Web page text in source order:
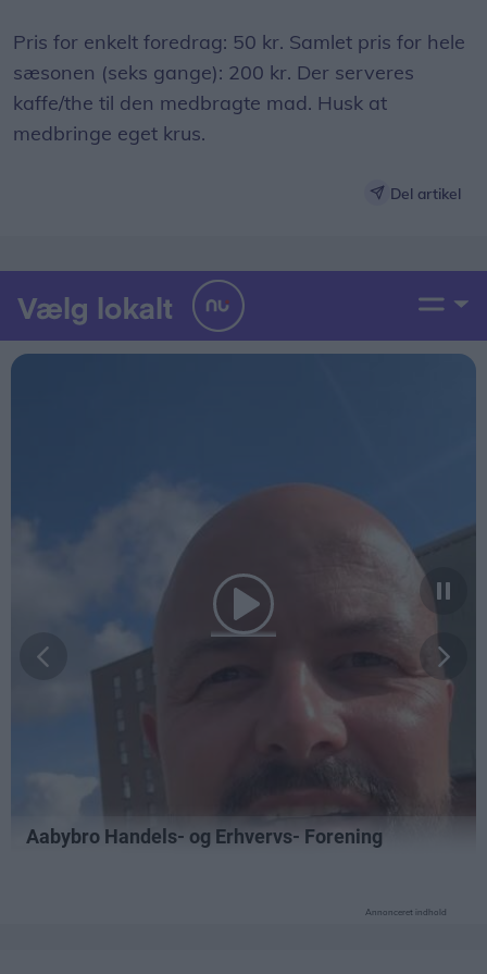
Pris for enkelt foredrag: 50 kr. Samlet pris for hele
sæsonen (seks gange): 200 kr. Der serveres
kaffe/the til den medbragte mad. Husk at
medbringe eget krus.
Del artikel
Annonceret indhold